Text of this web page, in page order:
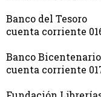
Banco del Tesoro
cuenta corriente
Banco
cuenta corriente